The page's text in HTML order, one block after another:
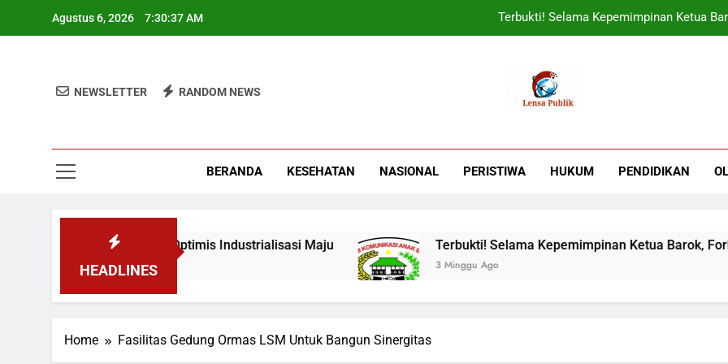
Agustus 6, 2026 7:30:38 AM Terbukti! Selama Kepemimpinan Ketua
PT Tirta Asasta Depok Kembali Raih Anugrah
NEWSLETTER RANDOM NEWS
BERANDA KESEHATAN NASIONAL PERISTIWA HUKUM PENDIDIKAN
HEADLINES
KKN, Wamen: Optimis Industrialisasi Maju Terbukti! Selama Kepemimpinan Ketua Barok,
3 Minggu Ago
Home Fasilitas Gedung Ormas LSM Untuk Bangun Sinergitas